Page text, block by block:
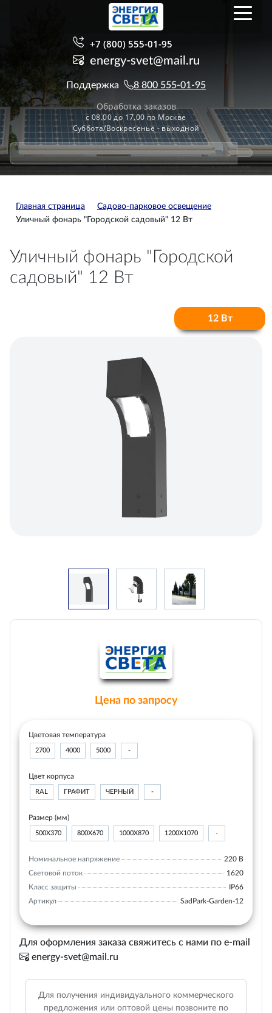
+7 (800) 555-01-95
energy-svet@mail.ru
Поддержка 8 800 555-01-95
Обработка заказов
с 08.00 до 17.00 по Москве
Суббота/Воскресенье - выходной
Главная страница
Садово-парковое освещение
Уличный фонарь "Городской садовый" 12 Вт
Уличный фонарь "Городской
садовый" 12 Вт
12 Вт
Цена по запросу
Цветовая температура
2700 4000 5000 -
Цвет корпуса
RAL ГРАФИТ ЧЕРНЫЙ -
Размер (мм)
500Х370 800Х670 1000Х870 1200Х1070 -
Номинальное напряжение
220 В
Световой поток
1620
Класс защиты
IP66
Артикул
SadPark-Garden-12
Для оформления заказа свяжитесь с нами по e-mail
energy-svet@mail.ru
Для получения индивидуального коммерческого
предложения или оптовой цены позвоните по